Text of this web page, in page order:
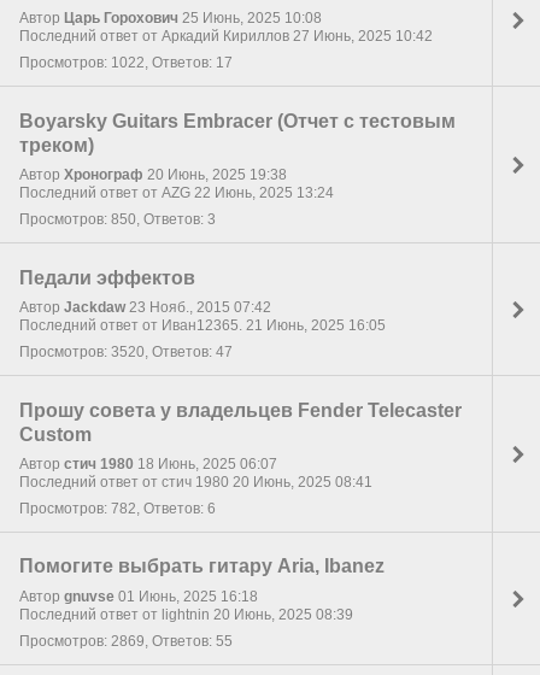
Автор Царь Горохович 25 Июнь, 2025 10:08
Последний ответ от Аркадий Кириллов 27 Июнь, 2025 10:42
Просмотров: 1022, Ответов: 17
Boyarsky Guitars Embracer (Отчет с тестовым
треком)
Автор Хронограф 20 Июнь, 2025 19:38
Последний ответ от AZG 22 Июнь, 2025 13:24
Просмотров: 850, Ответов: 3
Педали эффектов
Автор Jackdaw23 Нояб., 2015 07:42
Последний ответ от Иван12365. 21 Июнь, 2025 16:05
Просмотров: 3520, Ответов: 47
Прошу совета у владельцев Fender Telecaster
Custom
Автор стич 1980 18 Июнь, 2025 06:07
Последний ответ от стич 1980 20 Июнь, 2025 08:41
Просмотров: 782, Ответов: 6
Помогите выбрать гитару Aria, Ibanez
Автор gnuvse 01 Июнь, 2025 16:18
Последний ответ от lightnin 20 Июнь, 2025 08:39
Просмотров: 2869, Ответов: 55